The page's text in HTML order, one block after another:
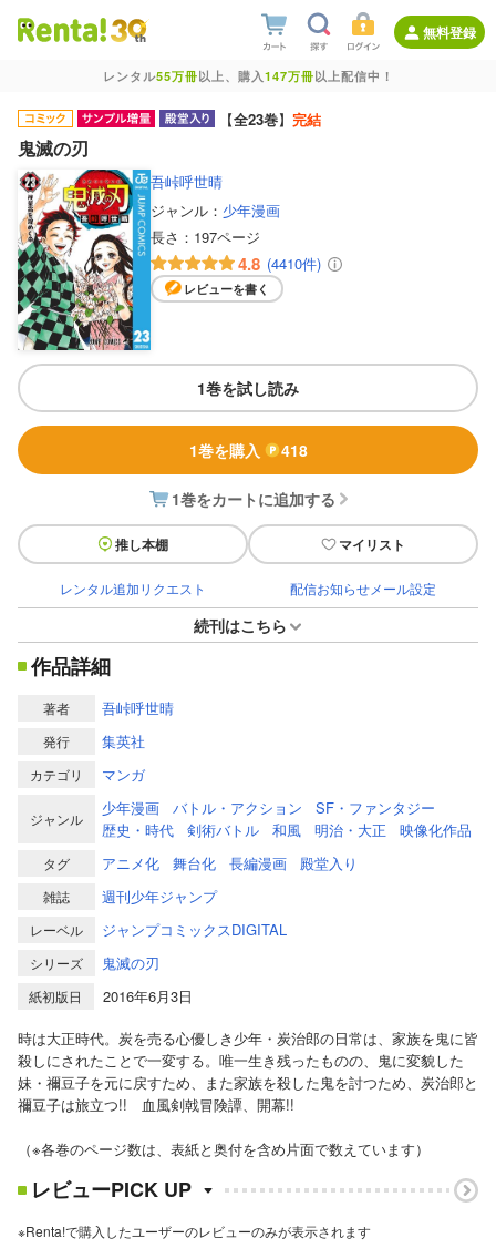
無料登録
レンタル55万冊以上、購入147万冊以上配信中！
【全23巻】 完結
鬼滅の刃
吾峠呼世晴
ジャンル： 少年漫画
長さ： 197ページ
4.8 (4410件)
レビューを書く
1巻を試し読み
1巻を購入 418
1巻をカートに追加する
推し本棚 マイリスト
レンタル追加リクエスト 配信お知らせメール設定
続刊はこちら
作品詳細
著者 吾峠呼世晴
発行 集英社
カテゴリ マンガ
ジャンル
少年漫画 バトル・アクション
SF・ファンタジー
歴史・時代
剣術バトル 和風 明治・大正 映像化作品
タグ アニメ化 舞台化 長編漫画 殿堂入り
雑誌 週刊少年ジャンプ
レーベル ジャンプコミックスDIGITAL
シリーズ 鬼滅の刃
紙初版日
2016年6月3日
時は大正時代。炭を売る心優しき少年・炭治郎の日常は、家族を鬼に皆
殺しにされたことで一変する。唯一生き残ったものの、鬼に変貌した
妹・禰豆子を元に戻すため、また家族を殺した鬼を討つため、炭治郎と
禰豆子は旅立つ!! 血風剣戟冒険譚、開幕!!
（※各巻のページ数は、表紙と奥付を含め片面で数えています）
レビューPICK UP
※Renta!で購入したユーザーのレビューのみが表示されます